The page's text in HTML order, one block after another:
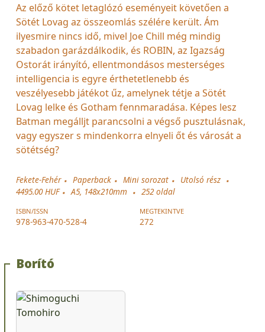
Az előző kötet letaglózó eseményeit követően a
Sötét Lovag az összeomlás szélére került. Ám
ilyesmire nincs idő, mivel Joe Chill még mindig
szabadon garázdálkodik, és ROBIN, az Igazság
Ostorát irányító, ellentmondásos mesterséges
intelligencia is egyre érthetetlenebb és
veszélyesebb játékot űz, amelynek tétje a Sötét
Lovag lelke és Gotham fennmaradása. Képes lesz
Batman megálljt parancsolni a végső pusztulásnak,
vagy egyszer s mindenkorra elnyeli őt és városát a
sötétség?
Fekete-Fehér Paperback Mini sorozat
Utolsó rész
4495.00 HUF
A5, 148x210mm 252oldal
ISBN/ISSN
978-963-470-528-4
MEGTEKINTVE
272
Borító